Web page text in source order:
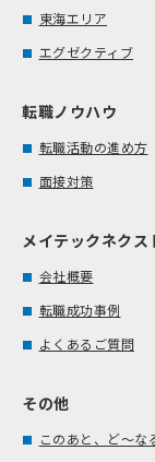
東海エリア
エグゼクティブ
転職ノウハウ
転職活動の進め方
面接対策
メイテックネクス
会社概要
転職成功事例
よくあるご質問
その他
このあと、ど～な